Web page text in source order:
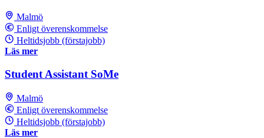
Malmö
Enligt överenskommelse
Heltidsjobb (förstajobb)
Läs mer
Student Assistant SoMe
Malmö
Enligt överenskommelse
Heltidsjobb (förstajobb)
Läs mer